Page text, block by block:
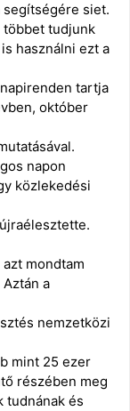
segítségére siet.
többet tudjunk
használni ezt a
tartja
október
napon
közlekedési
mondtam
a
nemzetközi
mint 25 ezer
részében meg
tudnának és